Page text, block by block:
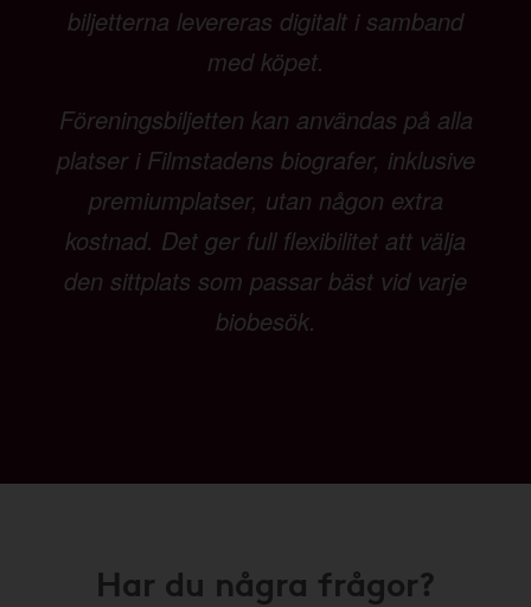
biljetterna levereras digitalt i samband
med köpet.
Föreningsbiljetten kan användas på alla
platser i Filmstadens biografer, inklusive
premiumplatser, utan någon extra
kostnad. Det ger full flexibilitet att välja
den sittplats som passar bäst vid varje
biobesök.
Har du några frågor?